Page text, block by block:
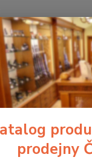
doplňky a
rýhovaná
prodejny